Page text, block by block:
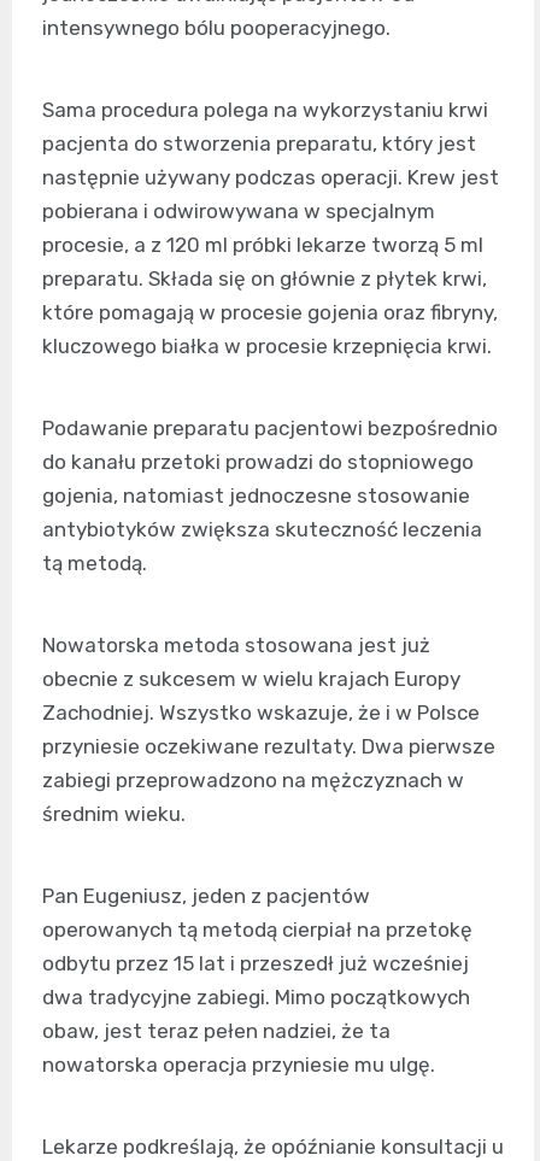
intensywnego bólu pooperacyjnego.
Sama procedura polega na wykorzystaniu krwi
pacjenta do stworzenia preparatu, który jest
następnie używany podczas operacji. Krew jest
pobierana i odwirowywana w specjalnym
procesie, a z 120 ml próbki lekarze tworzą 5 ml
preparatu. Składa się on głównie z płytek krwi,
które pomagają w procesie gojenia oraz fibryny,
kluczowego białka w procesie krzepnięcia krwi.
Podawanie preparatu pacjentowi bezpośrednio
do kanału przetoki prowadzi do stopniowego
gojenia, natomiast jednoczesne stosowanie
antybiotyków zwiększa skuteczność leczenia
tą metodą.
Nowatorska metoda stosowana jest już
obecnie z sukcesem w wielu krajach Europy
Zachodniej. Wszystko wskazuje, że i w Polsce
przyniesie oczekiwane rezultaty. Dwa pierwsze
zabiegi przeprowadzono na mężczyznach w
średnim wieku.
Pan Eugeniusz, jeden z pacjentów
operowanych tą metodą cierpiał na przetokę
odbytu przez 15 lat i przeszedł już wcześniej
dwa tradycyjne zabiegi. Mimo początkowych
obaw, jest teraz pełen nadziei, że ta
nowatorska operacja przyniesie mu ulgę.
Lekarze podkreślają, że opóźnianie konsultacji u